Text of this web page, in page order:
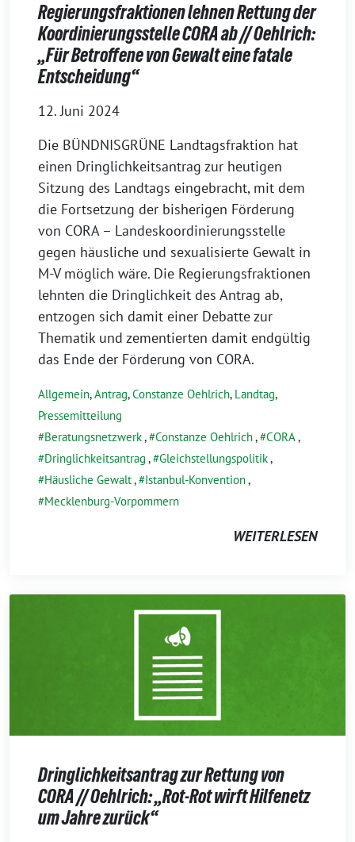
Regierungsfraktionen lehnen Rettung der
Koordinierungsstelle CORA ab // Oehlrich:
„Für Betroffene von Gewalt eine fatale
Entscheidung“
12. Juni 2024
Die BÜNDNISGRÜNE Landtagsfraktion hat
einen Dringlichkeitsantrag zur heutigen
Sitzung des Landtags eingebracht, mit dem
die Fortsetzung der bisherigen Förderung
von CORA – Landeskoordinierungsstelle
gegen häusliche und sexualisierte Gewalt in
M-V möglich wäre. Die Regierungsfraktionen
lehnten die Dringlichkeit des Antrag ab,
entzogen sich damit einer Debatte zur
Thematik und zementierten damit endgültig
das Ende der Förderung von CORA.
Allgemein,Antrag,Constanze Oehlrich, Landtag,
Pressemitteilung
Beratungsnetzwerk, Constanze Oehlrich, CORA,
Dringlichkeitsantrag , Gleichstellungspolitik,
Häusliche Gewalt, Istanbul-Konvention,
Mecklenburg-Vorpommern
WEITERLESEN
Dringlichkeitsantrag zur Rettung von
CORA // Oehlrich: „Rot-Rot wirft Hilfenetz
um Jahre zurück“